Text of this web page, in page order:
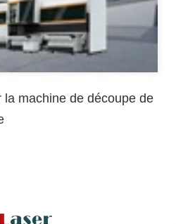
la machine de découpe de